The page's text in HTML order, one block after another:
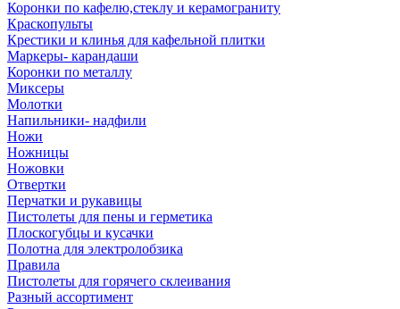
Коронки по кафелю,стеклу и керамограниту
Краскопульты
Крестики и клинья для кафельной плитки
Маркеры- карандаши
Коронки по металлу
Миксеры
Молотки
Напильники- надфили
Ножи
Ножницы
Ножовки
Отвертки
Перчатки и рукавицы
Пистолеты для пены и герметика
Плоскогубцы и кусачки
Полотна для электролобзика
Правила
Пистолеты для горячего склеивания
Разный ассортимент